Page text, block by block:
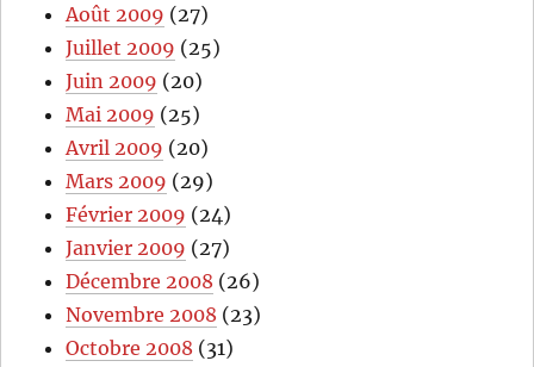
Août 2009 (27)
Juillet 2009 (25)
Juin 2009 (20)
Mai 2009 (25)
Avril 2009 (20)
Mars 2009 (29)
Février 2009 (24)
Janvier 2009 (27)
Décembre 2008 (26)
Novembre 2008 (23)
Octobre 2008 (31)